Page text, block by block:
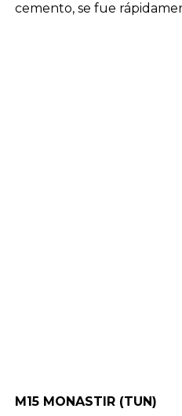
cemento, se fue
M15 MONASTIR (TUN)